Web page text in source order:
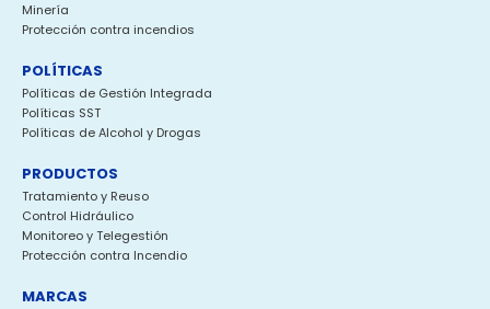
Minería
Protección contra incendios
POLÍTICAS
Políticas de Gestión Integrada
Políticas SST
Políticas de Alcohol y Drogas
PRODUCTOS
Tratamiento y Reuso
Control Hidráulico
Monitoreo y Telegestión
Protección contra Incendio
MARCAS